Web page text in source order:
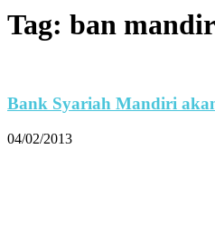
Tag: ban
Bank Syariah Mandiri
04/02/2013